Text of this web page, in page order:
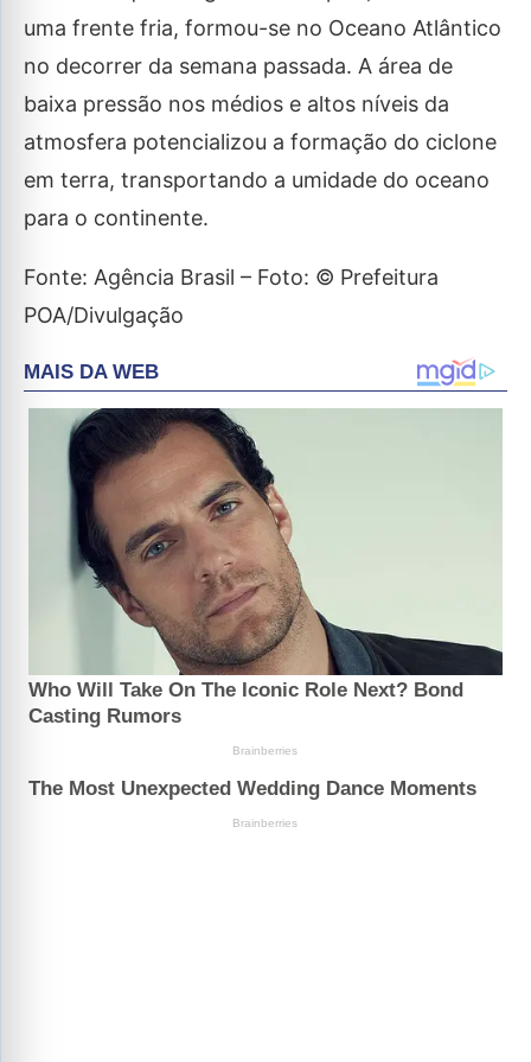
uma frente fria, formou-se no Oceano Atlântico
no decorrer da semana passada. A área de
baixa pressão nos médios e altos níveis da
atmosfera potencializou a formação do ciclone
em terra, transportando a umidade do oceano
para o continente.
Fonte: Agência Brasil – Foto: © Prefeitura
POA/Divulgação